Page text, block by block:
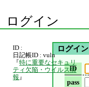
ログイン
ログイン
ID
pass
ID :
日記帳ID : vuln
『特に重要なセキュリ
ティ欠陥・ウイルス情
報 』